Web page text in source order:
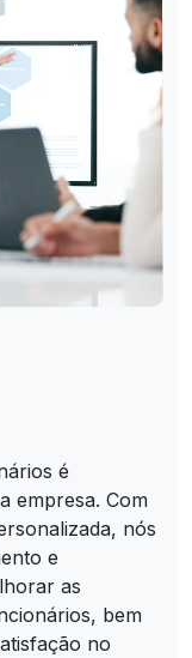
é
empresa. Com
nós
e
as
bem
no